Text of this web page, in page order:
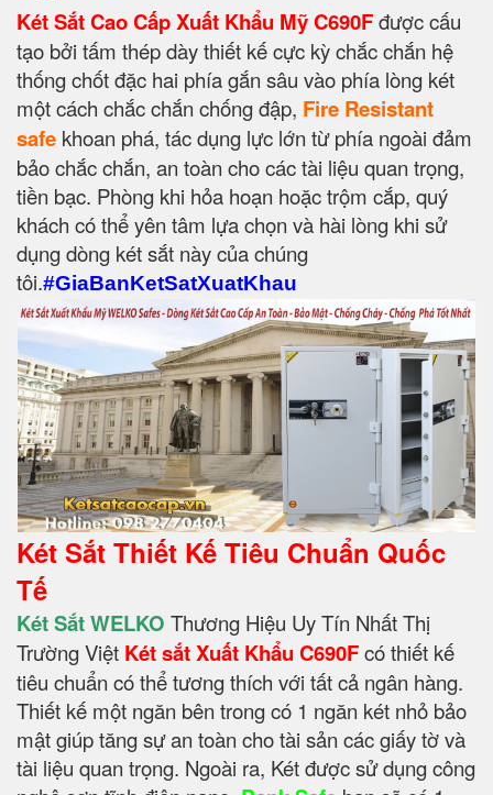
Két Sắt Cao Cấp Xuất Khẩu Mỹ C690Fđược cấu
tạo bởi tấm thép dày thiết kế cực kỳ chắc chắn hệ
thống chốt đặc hai phía gắn sâu vào phía lòng két
một cách chắc chắn chống đập, Fire Resistant
safe khoan phá, tác dụng lực lớn từ phía ngoài đảm
bảo chắc chắn, an toàn cho các tài liệu quan trọng,
tiền bạc. Phòng khi hỏa hoạn hoặc trộm cắp, quý
khách có thể yên tâm lựa chọn và hài lòng khi sử
dụng dòng két sắt này của chúng
tôi.#GiaBanKetSatXuatKhau
Két Sắt Thiết Kế Tiêu Chuẩn Quốc
Tế
Két Sắt WELKO Thương Hiệu Uy Tín Nhất Thị
Trường Việt Két sắt Xuất Khẩu C690Fcó thiết kế
tiêu chuẩn có thể tương thích với tất cả ngân hàng.
Thiết kế một ngăn bên trong có 1 ngăn két nhỏ bảo
mật giúp tăng sự an toàn cho tài sản các giấy tờ và
tài liệu quan trọng. Ngoài ra, Két được sử dụng công